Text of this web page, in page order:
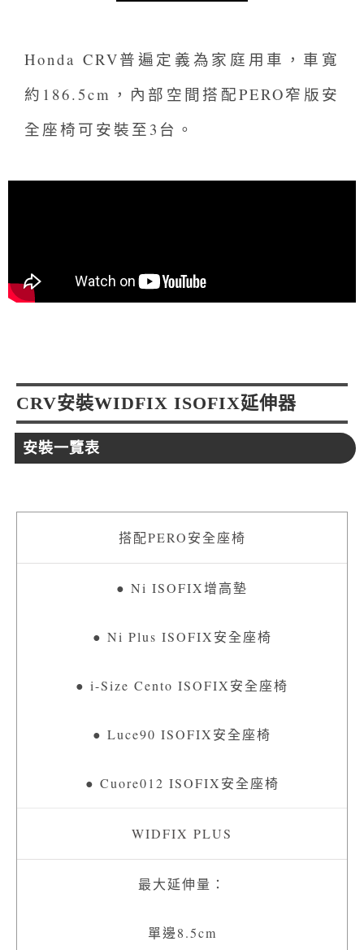
Honda CRV普遍定義為家庭用車，車寬
約186.5cm，內部空間搭配PERO窄版安
全座椅可安裝至3台。
CRV安裝WIDFIX ISOFIX延伸器
安裝一覽表
● Ni ISOFIX增高墊
● Ni Plus ISOFIX安全座椅
● i-Size Cento ISOFIX安全座椅
● Luce90 ISOFIX安全座椅
● Cuore012 ISOFIX安全座椅
最大延伸量：
單邊8.5cm